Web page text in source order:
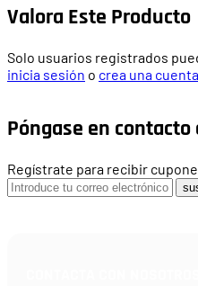
Valora Este Producto
Solo usuarios registrados
inicia sesión o crea una cuenta
Póngase en
Regístrate para recibir